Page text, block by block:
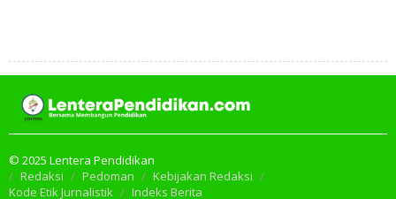
© 2025 Lentera Pendidikan
Redaksi
Pedoman
Kebijakan Redaksi
Kode Etik Jurnalistik
Indeks Berita